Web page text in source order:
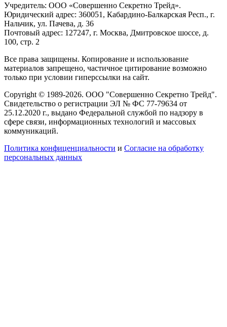
Учредитель: ООО «Совершенно Секретно Трейд».
Юридический адрес: 360051, Кабардино-Балкарская Респ., г.
Нальчик, ул. Пачева, д. 36
Почтовый адрес: 127247, г. Москва, Дмитровское шоссе, д.
100, стр. 2
Все права защищены. Копирование и использование
материалов запрещено, частичное цитирование возможно
только при условии гиперссылки на сайт.
Copyright © 1989-2026. ООО "Совершенно Секретно Трейд".
Свидетельство о регистрации ЭЛ № ФС 77-79634 от
25.12.2020 г., выдано Федеральной службой по надзору в
сфере связи, информационных технологий и массовых
коммуникаций.
Политика конфиценциальности и Согласие на обработку
персональных данных